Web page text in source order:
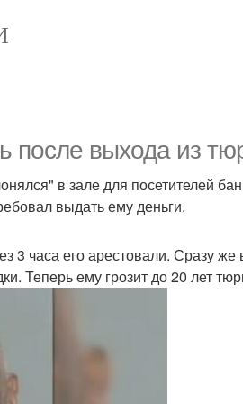
после выхода из
в зале для посетителей
выдать ему деньги.
3 часа его арестовали. Сразу же
Теперь ему грозит до 20 лет